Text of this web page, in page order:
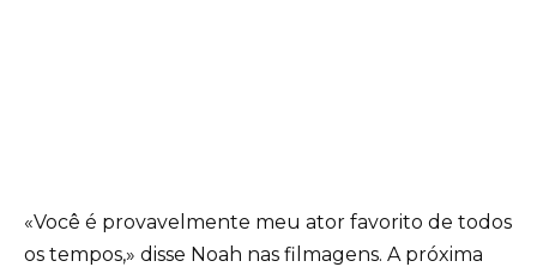
«Você é provavelmente meu ator favorito de todos
os tempos,» disse Noah nas filmagens. A próxima